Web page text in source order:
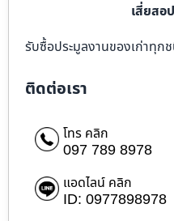
เสี่ยสอ
รับซื้อประมูลงานของเก่าทุก
ติดต่อเรา
โทร คลิก
097 789 8978
แอดไลน์ คลิก
ID: 0977898978